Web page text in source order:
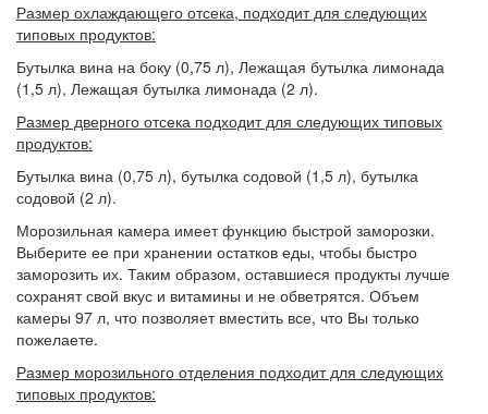
Размер охлаждающего отсека, подходит для следующих
типовых продуктов:
Бутылка вина на боку (0,75 л), Лежащая бутылка лимонада
(1,5 л), Лежащая бутылка лимонада (2 л).
Размер дверного отсека подходит для следующих типовых
продуктов:
Бутылка вина (0,75 л), бутылка содовой (1,5 л), бутылка
содовой (2 л).
Морозильная камера имеет функцию быстрой заморозки.
Выберите ее при хранении остатков еды, чтобы быстро
заморозить их. Таким образом, оставшиеся продукты лучше
сохранят свой вкус и витамины и не обветрятся. Объем
камеры 97 л, что позволяет вместить все, что Вы только
пожелаете.
Размер морозильного отделения подходит для следующих
типовых продуктов: